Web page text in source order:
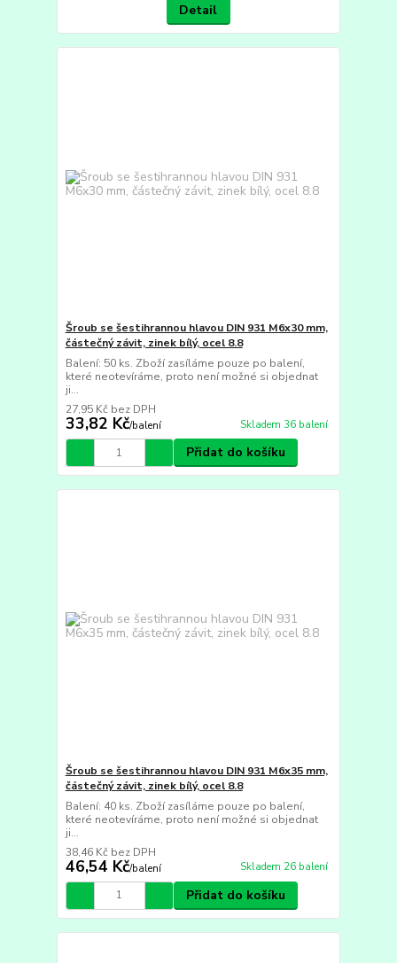
Detail
Šroub se šestihrannou hlavou DIN 931 M6x30 mm,
částečný závit, zinek bílý, ocel 8.8
Balení: 50 ks. Zboží zasíláme pouze po balení,
které neotevíráme, proto není možné si objednat
ji...
33,82 Kč/balení
27,95 Kč bez DPH
Skladem 36 balení
Přidat do košíku
Šroub se šestihrannou hlavou DIN 931 M6x35 mm,
částečný závit, zinek bílý, ocel 8.8
Balení: 40 ks. Zboží zasíláme pouze po balení,
které neotevíráme, proto není možné si objednat
ji...
46,54 Kč/balení
38,46 Kč bez DPH
Skladem 26 balení
Přidat do košíku